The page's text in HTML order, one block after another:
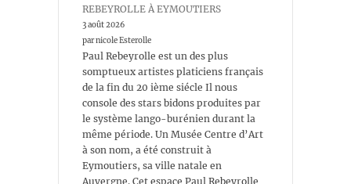
REBEYROLLE À EYMOUTIERS
3 août 2026
par nicole Esterolle
Paul Rebeyrolle est un des plus
somptueux artistes platiciens français
de la fin du 20 ième siécle Il nous
console des stars bidons produites par
le système lango-burénien durant la
même période. Un Musée Centre d’Art
à son nom, a été construit à
Eymoutiers, sa ville natale en
Auvergne. Cet espace Paul Rebeyrolle